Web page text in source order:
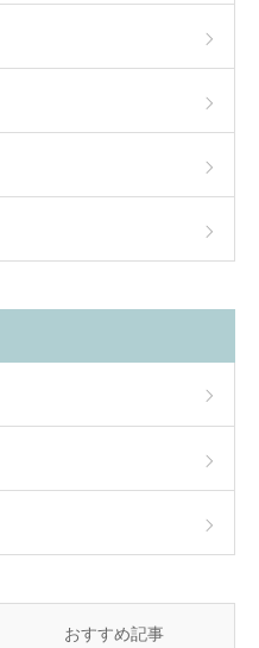
おすすめ記事